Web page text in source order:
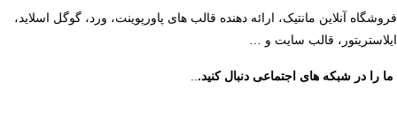
فروشگاه آنلاین مانتیک، ارائه دهنده قالب های پاورپوینت، ورد، گوگل اسلاید،
ایلاستریتور، قالب سایت و …
ما را در شبکه های اجتماعی دنبال کنید...